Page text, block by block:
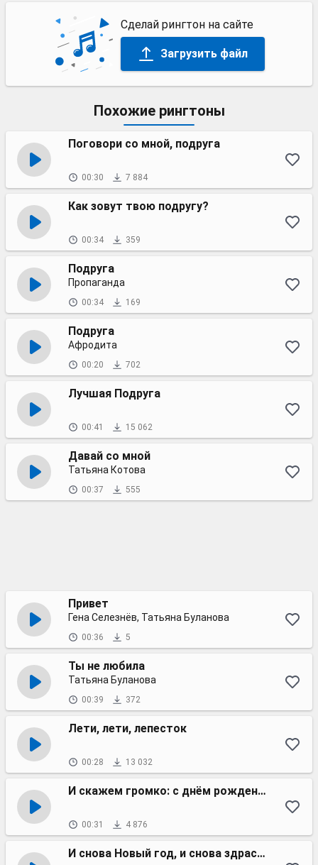
Сделай рингтон на сайте
Загрузить файл
Похожие рингтоны
Поговори со мной, подруга
00:30 7 884
Как зовут твою подругу?
00:34 359
Подруга
Пропаганда
00:34 169
Подруга
Афродита
00:20 702
Лучшая Подруга
00:41 15 062
Давай со мной
Татьяна Котова
00:37 555
Привет
Гена Селезнёв, Татьяна Буланова
00:36 5
Ты не любила
Татьяна Буланова
00:39 372
Лети, лети, лепесток
00:28 13 032
И скажем громко: с днём рождения!
00:31 4 876
И снова Новый год, и снова здрасьте